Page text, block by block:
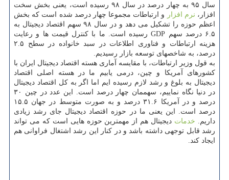
سال ۹۵ به چهار درصد در سال ۹۸ رسیده است، یعنی بخش سخت
افزار، نرم افزار
و ارتباطات مجموعا چهار درصد شده است که بخش
اعظم حوزه را تشکیل می دهد و در سال ۹۸ سهم اقتصاد دیجیتال به
۶.۵ درصد سهم GDP رسیده است. ما با کنترل قیمت ها و رعایت
هزینه ارتباطات و فناوری اطلاعات در سبد خانواده در سطح ۲.۵
درصد، به شاخصهای توسعه بازار رسیدیم.
به قول وزیر ارتباطات، با مقایسه آماری هسته اقتصاد دیجیتال ایران با
کشورهای آمریکا و چین، درمی یابیم ما در هسته اصلی اقتصاد
دیجیتال به بلوغ و رشد لازم رسیده ایم اما اگر به کل اقتصاد دیجیتال
در دنیا نگاه نماییم، سهممان چهار درصد است. این عدد در چین ۳۰
درصد و در آمریکا ۳۱.۶ درصد و به صورت متوسط در جهان ۱۵.۵
درصد است. این یعنی ما در حوزه اقتصاد دیجیتال جای رشد زیادی
داریم. خدمات دیجیتال هم از مهمترین حوزه هایی است که می تواند
رشد قابل توجهی داشته باشد و در کنار این رشد اشتغال فراوانی هم
ایجاد کند.